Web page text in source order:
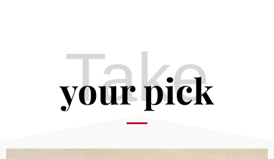
Take
your pick